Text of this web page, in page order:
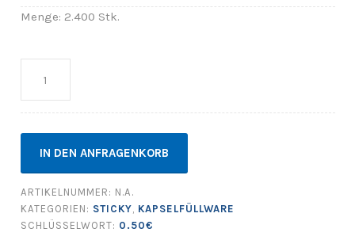
Menge: 2.400 Stk.
IN DEN ANFRAGENKORB
ARTIKELNUMMER: N.A.
KATEGORIEN: STICKY KAPSELFÜLLWARE
SCHLÜSSELWORT: 0.50€